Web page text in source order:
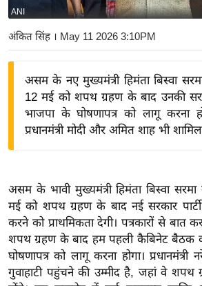
बि
ज़
ने
द्यो
वि
शे
ष
ज्ञ
रा
ANI
अंकित सिंह। May 11 2026 3:10PM
असम के नए मुख्यमंत्री हिमंता बिस्वा
12 मई को शपथ ग्रहण के बाद उनकी
भाजपा के घोषणापत्र को लागू करना
प्रधानमंत्री मोदी और अमित शाह भी
असम के भावी मुख्यमंत्री हिमंता बिस्वा
मई को शपथ ग्रहण के बाद नई सरकार
करने को प्राथमिकता देगी। पत्रकारों से बात
शपथ ग्रहण के बाद हम पहली कैबिनेट बैठक
घोषणापत्र को लागू करना होगा।
गुवाहाटी पहुंचने की उम्मीद है, जहां वे शपथ